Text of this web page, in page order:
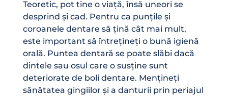
Teoretic, pot tine o viață, însă uneori se
desprind și cad. Pentru ca punțile și
coroanele dentare să țină cât mai mult,
este important să întrețineți o bună igienă
orală. Puntea dentară se poate slăbi dacă
dintele sau osul care o susține sunt
deteriorate de boli dentare. Mențineți
sănătatea gingiilor și a danturii prin periajul